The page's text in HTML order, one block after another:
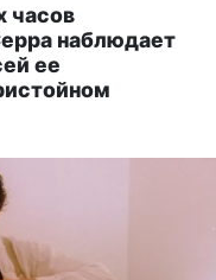
часов
наблюдает
ее